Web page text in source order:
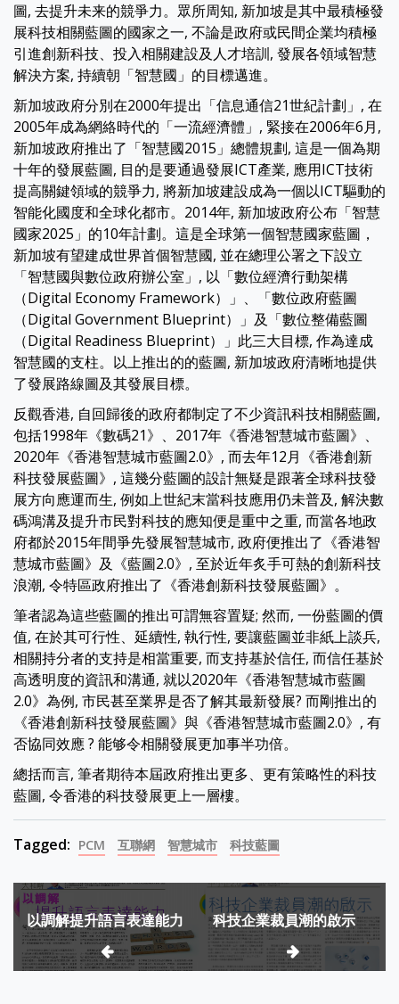
圖, 去提升未来的競爭力。眾所周知, 新加坡是其中最積極發
展科技相關藍圖的國家之一, 不論是政府或民間企業均積極
引進創新科技、投入相關建設及人才培訓, 發展各領域智慧
解決方案, 持續朝「智慧國」的目標邁進。
新加坡政府分別在2000年提出「信息通信21世紀計劃」, 在
2005年成為網絡時代的「一流經濟體」, 緊接在2006年6月,
新加坡政府推出了「智慧國2015」總體規劃, 這是一個為期
十年的發展藍圖, 目的是要通過發展ICT產業, 應用ICT技術
提高關鍵領域的競爭力, 將新加坡建設成為一個以ICT驅動的
智能化國度和全球化都市。2014年, 新加坡政府公布「智慧
國家2025」的10年計劃。這是全球第一個智慧國家藍圖，
新加坡有望建成世界首個智慧國, 並在總理公署之下設立
「智慧國與數位政府辦公室」, 以「數位經濟行動架構
（Digital Economy Framework）」、「數位政府藍圖
（Digital Government Blueprint）」及「數位整備藍圖
（Digital Readiness Blueprint）」此三大目標, 作為達成
智慧國的支柱。以上推出的的藍圖, 新加坡政府清晰地提供
了發展路線圖及其發展目標。
反觀香港, 自回歸後的政府都制定了不少資訊科技相關藍圖,
包括1998年《數碼21》、2017年《香港智慧城市藍圖》、
2020年《香港智慧城市藍圖2.0》, 而去年12月《香港創新
科技發展藍圖》, 這幾分藍圖的設計無疑是跟著全球科技發
展方向應運而生, 例如上世紀末當科技應用仍未普及, 解決數
碼鴻溝及提升市民對科技的應知便是重中之重, 而當各地政
府都於2015年間爭先發展智慧城市, 政府便推出了《香港智
慧城市藍圖》及《藍圖2.0》, 至於近年炙手可熱的創新科技
浪潮, 令特區政府推出了《香港創新科技發展藍圖》。
筆者認為這些藍圖的推出可謂無容置疑; 然而, 一份藍圖的價
值, 在於其可行性、延續性, 執行性, 要讓藍圖並非紙上談兵,
相關持分者的支持是相當重要, 而支持基於信任, 而信任基於
高透明度的資訊和溝通, 就以2020年《香港智慧城市藍圖
2.0》為例, 市民甚至業界是否了解其最新發展? 而剛推出的
《香港創新科技發展藍圖》與《香港智慧城市藍圖2.0》, 有
否協同效應 ? 能够令相關發展更加事半功倍。
總括而言, 筆者期待本屆政府推出更多、更有策略性的科技
藍圖, 令香港的科技發展更上一層樓。
Tagged: PCM 互聯網 智慧城市 科技藍圖
Post
navigation
以調解提升語言表達能力 科技企業裁員潮的啟示